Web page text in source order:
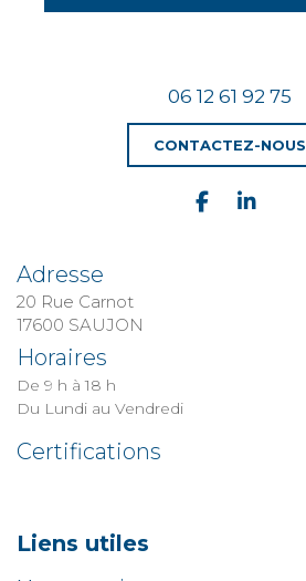
06 12 61 92 75
CONTACTEZ-NOUS
Adresse
20 Rue Carnot
​​​​​​​17600 SAUJON
Horaires
De 9 h à 18 h
Du Lundi au Vendredi
Certifications
Liens utiles